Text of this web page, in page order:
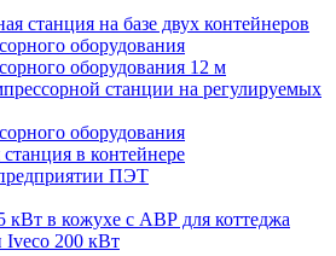
станция на базе двух контейнеров
оборудования
оборудования 12 м
станции на регулируемых
оборудования
в контейнере
ПЭТ
кВт в кожухе с АВР для коттеджа
Iveco 200 кВт